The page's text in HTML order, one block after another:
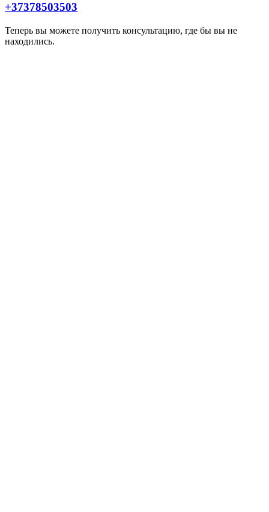
+37378503503
Теперь вы можете получить консультацию, где бы вы не
находились.